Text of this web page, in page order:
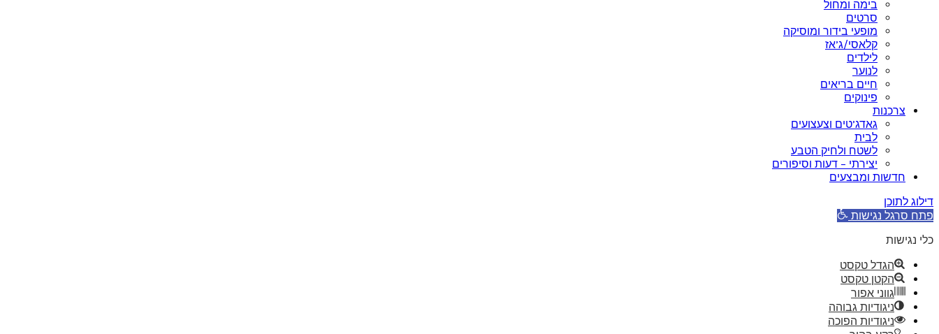
בימה ומחול
סרטים
מופעי בידור ומוסיקה
קלאסי/ג’אז
לילדים
לנוער
חיים בריאים
פינוקים
צרכנות
גאדג’טים וצעצועים
לבית
לשטח ולחיק הטבע
יצירתי – דעות וסיפורים
חדשות ומבצעים
דילוג לתוכן
פתח סרגל נגישות
כלי נגישות
הגדל טקסט
הקטן טקסט
גווני אפור
ניגודיות גבוהה
ניגודיות הפוכה